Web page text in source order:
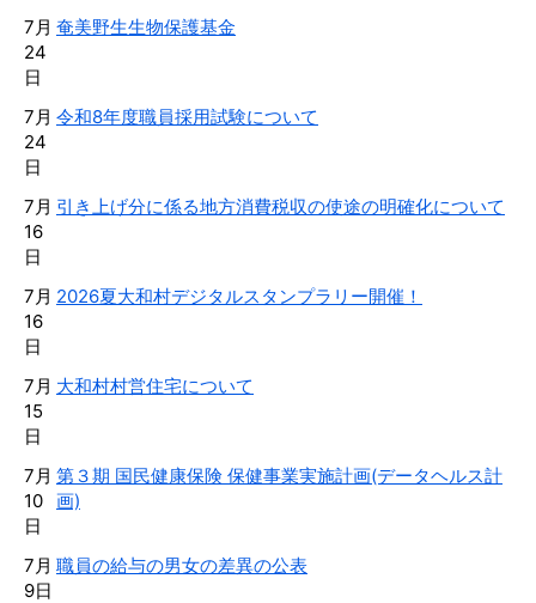
7月
24
日
奄美野生生物保護基金
7月
24
日
令和8年度職員採用試験について
7月
16
日
引き上げ分に係る地方消費税収の使途の明確化について
7月
16
日
2026夏大和村デジタルスタンプラリー開催！
7月
15
日
大和村村営住宅について
7月
10
日
第３期 国民健康保険 保健事業実施計画(データヘルス計
画)
7月
9日
職員の給与の男女の差異の公表